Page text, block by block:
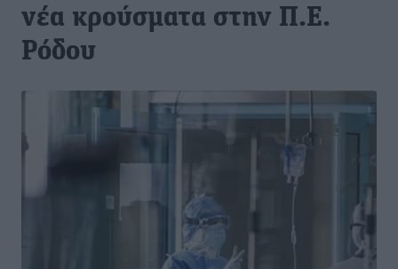
νέα κρούσματα στην Π.Ε.
Ρόδου